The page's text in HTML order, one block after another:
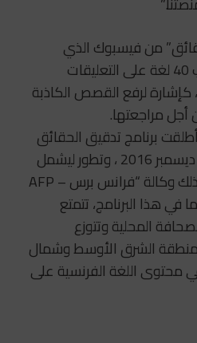
من فيسبوك الذي
يشمل المحتوى المنشور ب 40 لغة على التعليقات
كإشارة لرفع القصص الكاذبة
أجل مراجعتها.
برنامج تدقيق الحقائق
بالتعاون مع طرف ثالث في ديسمبر 2016 ، وتطور ليشمل
أكثر من 50 شريكًا بما في ذلك وكالة “فرانس برس – AFP
في هذا البرنامج، تتمتع
المحلية وتتوزع
الشرق الأوسط وشمال
محتوى اللغة الفرنسية على